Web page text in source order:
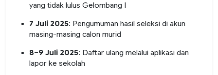
yang tidak lulus Gelombang I
7 Juli 2025: Pengumuman hasil seleksi di akun
masing-masing calon murid
8–9 Juli 2025: Daftar ulang melalui aplikasi dan
lapor ke sekolah